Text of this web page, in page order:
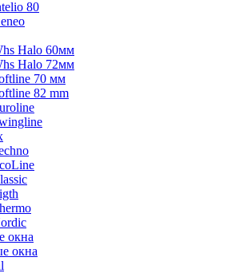
80
Halo 60мм
Halo 72мм
70 мм
82 mm
окна
окна